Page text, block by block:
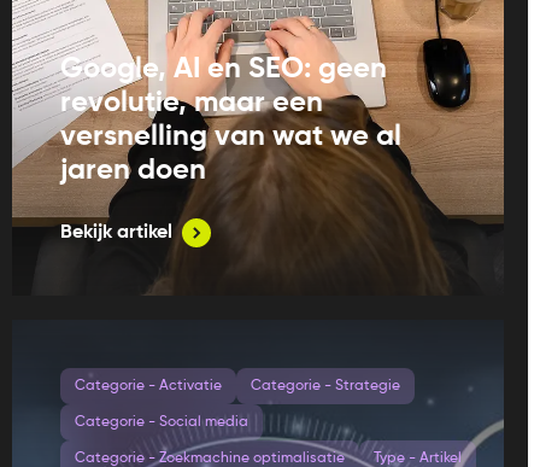
Google, AI en SEO: geen
revolutie, maar een
versnelling van wat we al
jaren doen
Bekijk artikel
Categorie - Activatie Categorie - Strategie
Categorie - Social media
Categorie - Zoekmachine optimalisatie Type - Artikel